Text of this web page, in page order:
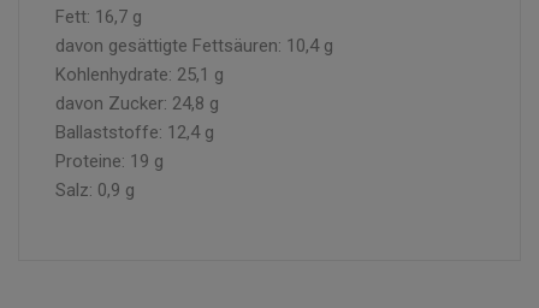
Fett: 16,7 g
davon gesättigte Fettsäuren: 10,4 g
Kohlenhydrate: 25,1 g
davon Zucker: 24,8 g
Ballaststoffe: 12,4 g
Proteine: 19 g
Salz: 0,9 g